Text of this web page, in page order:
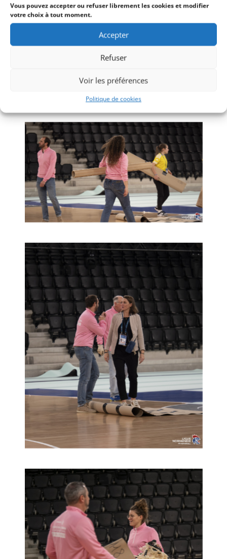
Vous pouvez accepter ou refuser librement les cookies et modifier
votre choix à tout moment.
Accepter
Refuser
Voir les préférences
Politique de cookies